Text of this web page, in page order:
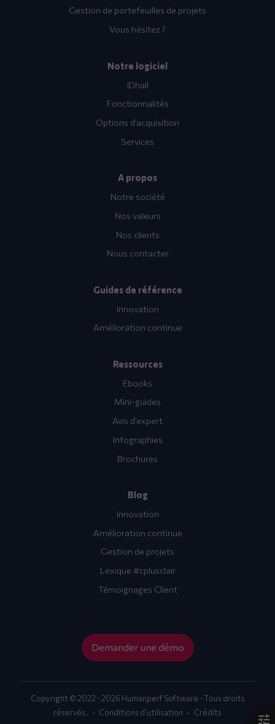
Gestion de portefeuilles de projets
Vous hésitez ?
Notre logiciel
IDhall
Fonctionnalités
Options d’acquisition
Services
A propos
Notre société
Nos valeurs
Nos clients
Nous contacter
Guides de référence
Innovation
Amélioration continue
Ressources
Ebooks
Mini-guides
Avis d’expert
Infographies
Brochures
Blog
Innovation
Amélioration continue
Gestion de projets
Lexique #cplusclair
Témoignages Client
Demander une démo
Copyright © 2022 - 2026 Humanperf Software - Tous droits
réservés.
Conditions d’utilisation Crédits